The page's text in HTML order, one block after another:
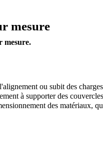
mesure
mesure.
ou subit des charges
à supporter des
des matériaux,